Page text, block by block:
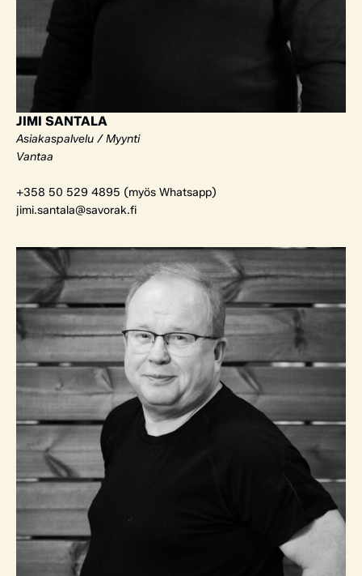
JIMI SANTALA
Asiakaspalvelu / Myynti
Vantaa
+358 50 529 4895 (myös Whatsapp)
jimi.santala@savorak.fi